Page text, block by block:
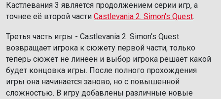
Кастлевания 3 является продолжением серии игр, а
точнее её второй части Castlevania 2: Simon's Quest.
Третья часть игры - Castlevania 2: Simon's Quest
возвращает игрока к сюжету первой части, только
теперь сюжет не линеен и выбор игрока решает какой
будет концовка игры. После полного прохождения
игры она начинается заново, но с повышенной
сложностью. В игру добавлены различные новые